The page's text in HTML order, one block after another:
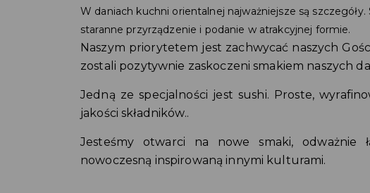
W daniach kuchni orientalnej najważniejsze są
staranne przyrządzenie i podanie w atrakcyjnej formie.
Naszym priorytetem jest zachwycać naszych
zostali pozytywnie zaskoczeni smakiem naszych
Jedną ze specjalności jest sushi. Proste,
jakości składników..
Jesteśmy otwarci na nowe smaki, odważnie
nowoczesną inspirowaną innymi kulturami.